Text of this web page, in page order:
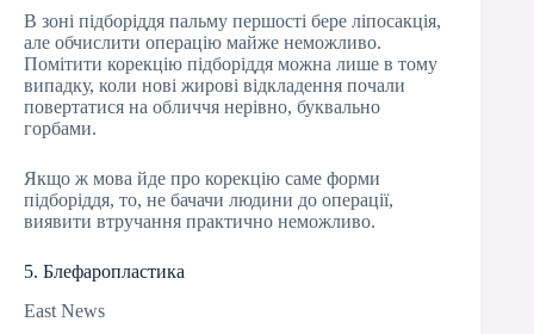
В зоні підборіддя пальму першості бере ліпосакція,
але обчислити операцію майже неможливо.
Помітити корекцію підборіддя можна лише в тому
випадку, коли нові жирові відкладення почали
повертатися на обличчя нерівно, буквально
горбами.
Якщо ж мова йде про корекцію саме форми
підборіддя, то, не бачачи людини до операції,
виявити втручання практично неможливо.
5. Блефаропластика
East News